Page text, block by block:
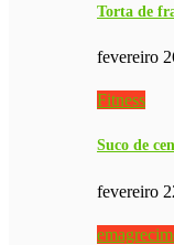
Torta de
fevereiro
Fitness
Suco de
fevereiro